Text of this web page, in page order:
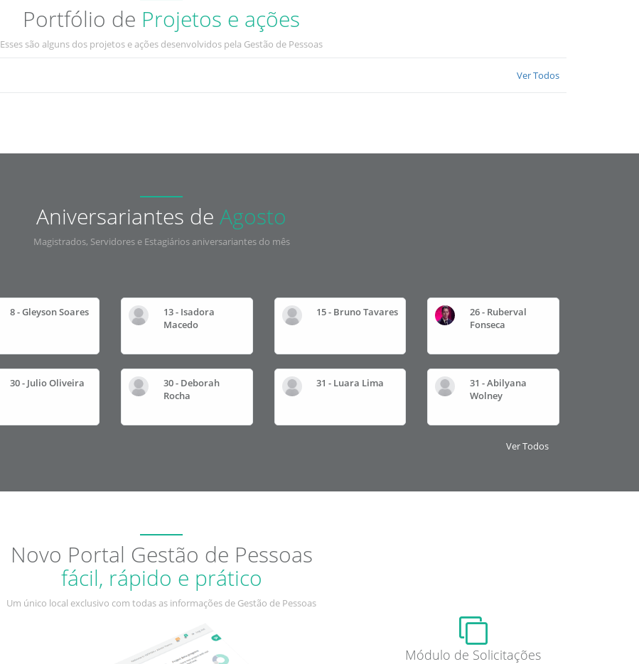
Portfólio de Projetos e ações
Esses são alguns dos projetos e ações desenvolvidos pela Gestão de Pessoas
Ver Todos
Aniversariantes de Agosto
Magistrados, Servidores e Estagiários aniversariantes do mês
8 - Gleyson Soares
13 - Isadora
Macedo
15 - Bruno Tavares
26 - Ruberval
Fonseca
30 - Julio Oliveira
30 - Deborah
Rocha
31 - Luara Lima
31 - Abilyana
Wolney
Ver Todos
Novo Portal Gestão de Pessoas
fácil, rápido e prático
Um único local exclusivo com todas as informações de Gestão de Pessoas
Módulo de Solicitações